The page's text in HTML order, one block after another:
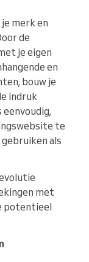
merk en
de
je eigen
en
bouw je
indruk
te
als
met
potentieel